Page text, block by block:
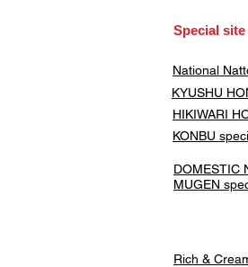
​Special site
​National
KYUSHU
HIKIWARI
KONBU
DOMESTIC
MUGEN
Rich &